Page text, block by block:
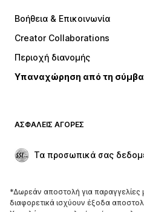
Μπλούζες
Μπουφάν
Εσώρουχα
Παλτό
Περιστάσεις
ΠΑΠΟΎΤΣΙΑ
Βοήθεια & Επικοινωνία
Creator Collaborations
Περιοχή διανομής
Υπαναχώρηση από τη
ΑΣΦΑΛΕΊΣ ΑΓΟΡΈΣ
Τα προσωπικά σας
*Δωρεάν αποστολή για παραγγελίες
διαφορετικά ισχύουν έξοδα